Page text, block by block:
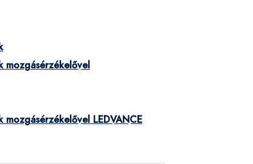
mozgásérzékelővel
LEDVANCE